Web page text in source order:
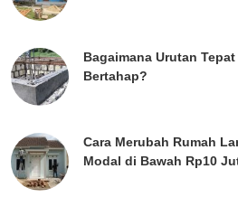
Bagaimana Urutan
Bertahap?
Cara Merubah Rumah
Modal di Bawah Rp10